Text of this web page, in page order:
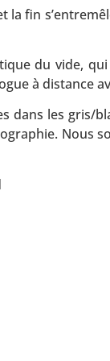
fin
du vide,
à distance
dans les gris/
Nous